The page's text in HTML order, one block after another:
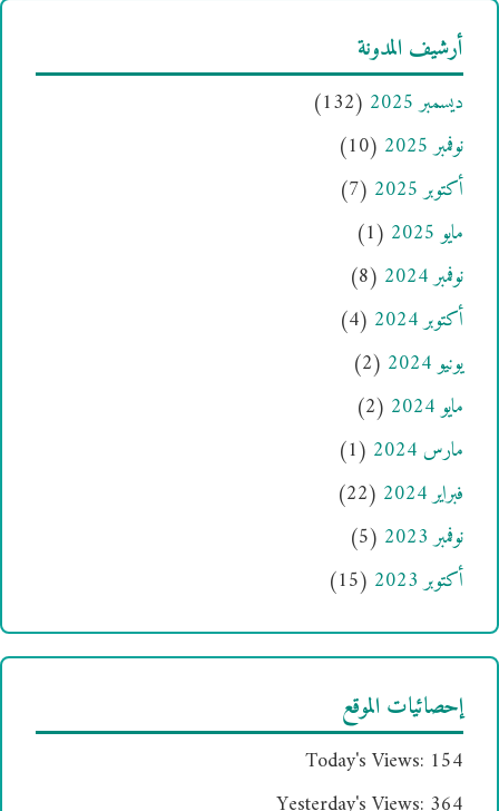
أرشيف المدونة
ديسمبر 2025
(132)
نوفمبر 2025
(10)
أكتوبر 2025
(7)
مايو 2025
(1)
نوفمبر 2024
(8)
أكتوبر 2024
(4)
يونيو 2024
(2)
مايو 2024
(2)
مارس 2024
(1)
فبراير 2024
(22)
نوفمبر 2023
(5)
أكتوبر 2023
(15)
إحصائيات الموقع
Today's Views: 154